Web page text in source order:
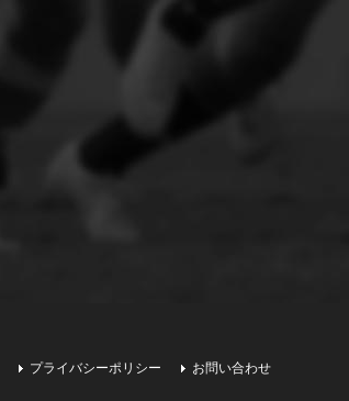
プライバシーポリシー お問い合わせ